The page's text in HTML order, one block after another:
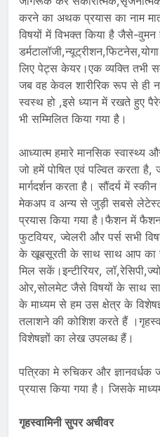
करने का अथक प्रयास का नाम
विषयों में विभक्त किया है जैसे-
लिए पेट्स केयर।एक व्यक्ति तभी
जब वह केवल शारीरिक रूप से ही
स्वस्थ हो ,इसे ध्यान में रखते हुए
भी सम्मिलित किया गया है।
आध्यात्म हमारे मानसिक स्वास्थ्य
जो हमें पोषित एवं पल्वित करता
मार्गदर्शन करता है। सौंदर्य में
मेकअप व अन्य से जुड़ी सबसे लेटेस्ट
प्रयास किया गया है।फैशन में
फुटवियर, ज्वेलरी और पर्स सभी
के खूबसूरती के साथ साथ आप का
मिल सकें।इन्टीरियर,
ओर,सोलमेट जैसे विषयों के साथ
के माध्यम से हम उस क्षेत्र के
तलाशने की कोशिश करते हैं
विशेषज्ञों का लेख उपलब्ध हैं।
पत्रिका मे रुचिकर और
प्रयास किया गया है। जिसके
गृहस्वामिनी सुपर अचीवर